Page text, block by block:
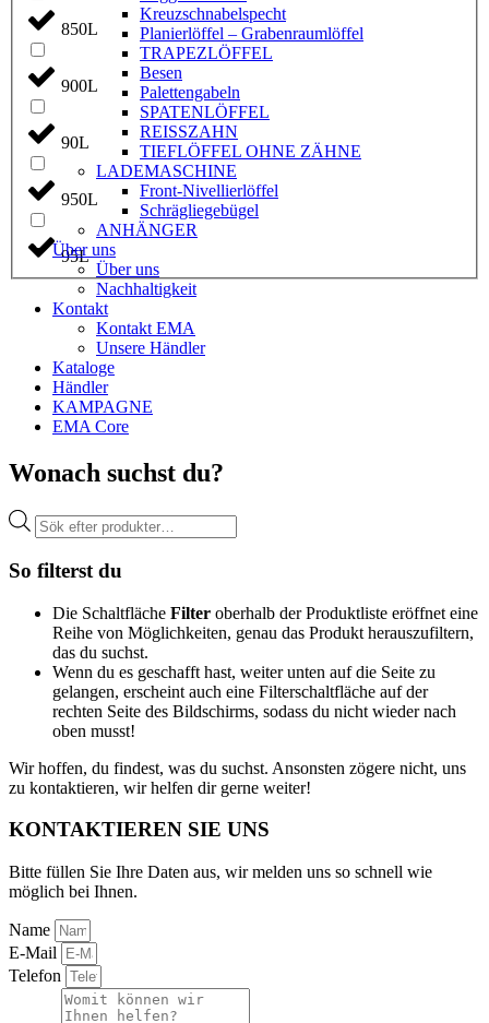
850L
900L
90L
950L
95L
Kreuzschnabelspecht
Planierlöffel – Grabenraumlöffel
TRAPEZLÖFFEL
Besen
Palettengabeln
SPATENLÖFFEL
REISSZAHN
TIEFLÖFFEL OHNE ZÄHNE
LADEMASCHINE
Front-Nivellierlöffel
Schrägliegebügel
ANHÄNGER
Über uns
Über uns
Nachhaltigkeit
Kontakt
Kontakt EMA
Unsere Händler
Kataloge
Händler
KAMPAGNE
EMA Core
Wonach suchst du?
Products
search
So filterst du
Die Schaltfläche Filter oberhalb der Produktliste eröffnet eine
Reihe von Möglichkeiten, genau das Produkt herauszufiltern,
das du suchst.
Wenn du es geschafft hast, weiter unten auf die Seite zu
gelangen, erscheint auch eine Filterschaltfläche auf der
rechten Seite des Bildschirms, sodass du nicht wieder nach
oben musst!
Wir hoffen, du findest, was du suchst. Ansonsten zögere nicht, uns
zu kontaktieren, wir helfen dir gerne weiter!
KONTAKTIEREN SIE UNS
Bitte füllen Sie Ihre Daten aus, wir melden uns so schnell wie
möglich bei Ihnen.
Name
E-Mail
Telefon